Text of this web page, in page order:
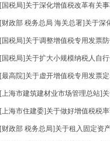
[国税局]关于深化增值税改革有关
[财政部 税务总局 海关总署]关于深
[国税局]关于调整增值税专用发票
[国税局]关于扩大小规模纳税人自
[最高院]关于虚开增值税专用发票
[上海市建筑建材业市场管理总站]
[上海市住建委]关于做好增值税税
[财政部 税务总局]关于租入固定资